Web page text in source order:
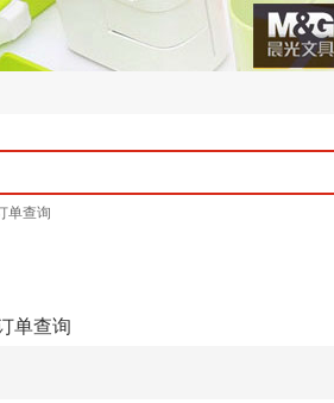
单查询
单查询